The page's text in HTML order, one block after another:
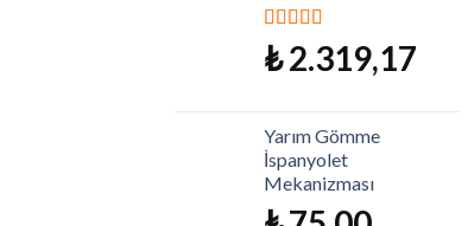
5 üzerinden
5.00oy aldı
₺2.319,17
Yarım Gömme
İspanyolet
Mekanizması